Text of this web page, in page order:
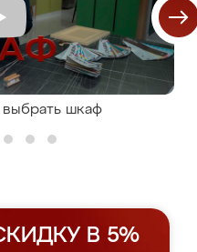
выбрать шкаф
В 5%